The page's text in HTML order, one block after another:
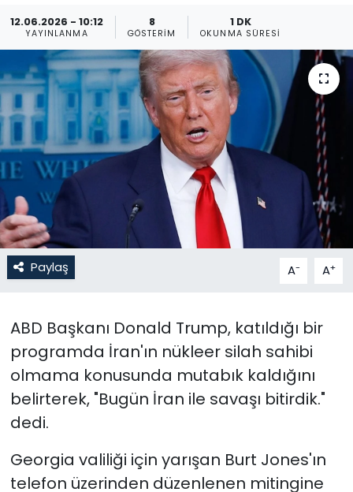
12.06.2026 - 10:12
YAYINLANMA
8
GÖSTERIM
1 DK
OKUNMA SÜRESI
Paylaş A- A+
ABD Başkanı Donald Trump, katıldığı bir
programda İran'ın nükleer silah sahibi
olmama konusunda mutabık kaldığını
belirterek, "Bugün İran ile savaşı bitirdik."
dedi.
Georgia valiliği için yarışan Burt Jones'ın
telefon üzerinden düzenlenen mitingine
Gündem
KKTC
KKTC YEREL SEÇİM 2018
Kültür Sanat
Magazin
Moda
Nöbetçi Eczaneler
Politika
SAĞLIK
Spor
Teknoloji